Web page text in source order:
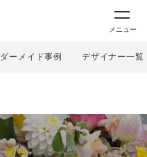
メニュー
ーメイド事例 デザイナー一覧